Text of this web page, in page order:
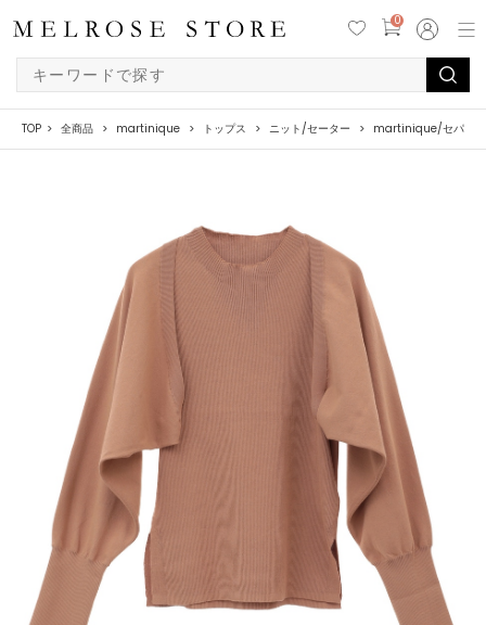
0
TOP 全商品 martinique トップス ニット/セーター martinique/セパレー